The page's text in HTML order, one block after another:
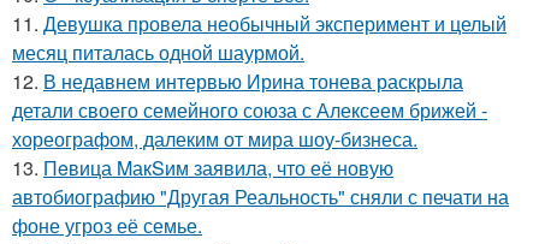
11. Девушка провела необычный эксперимент и целый
месяц питалась одной шаурмой.
12. В недавнем интервью Ирина тонева раскрыла
детали своего семейного союза с Алексеем брижей -
хореографом, далеким от мира шоу-бизнеса.
13. Пeвица MакSим заявила, что её новую
автобиографию "Другая Реальность" сняли с печати на
фоне угроз её семье.